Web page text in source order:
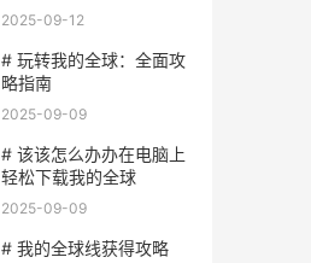
略与技巧
2025-09-12
# 玩转我的全球：全面攻
略指南
2025-09-09
# 该该怎么办办在电脑上
轻松下载我的全球
2025-09-09
# 我的全球线获得攻略